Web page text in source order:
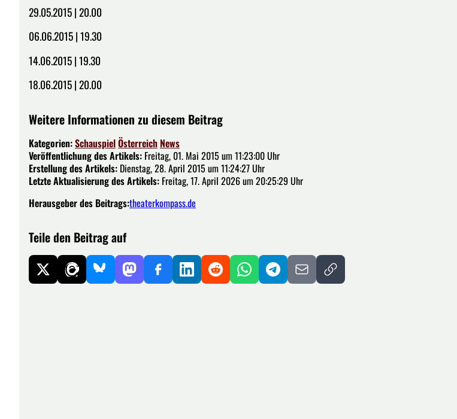
29.05.2015 | 20.00
06.06.2015 | 19.30
14.06.2015 | 19.30
18.06.2015 | 20.00
Weitere Informationen zu diesem Beitrag
Kategorien:SchauspielÖsterreich News
Veröffentlichung des Artikels: Freitag, 01. Mai 2015 um 11:23:00 Uhr
Erstellung des Artikels: Dienstag, 28. April 2015 um 11:24:27 Uhr
Letzte Aktualisierung des Artikels: Freitag, 17. April 2026 um 20:25:29 Uhr
Herausgeber des Beitrags:theaterkompass.de
Teile den Beitrag auf